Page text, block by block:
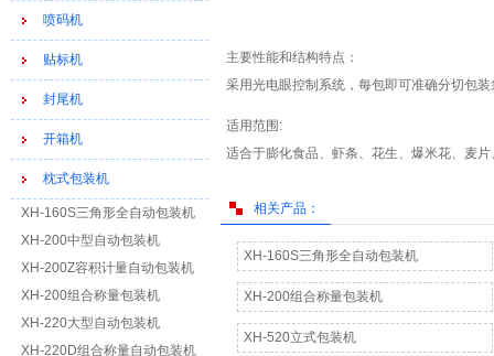
喷码机
贴标机
封尾机
开箱机
枕式包装机
XH-160S三角形全自动包装机
XH-200中型自动包装机
XH-200Z容积计量自动包装机
XH-200组合称量包装机
XH-220大型自动包装机
XH-220D组合称量自动包装机
主要性能和结构特点：
采用光电眼控制系统，每包即可准确分切包
适用范围:
适合于膨化食品、虾条、花生、爆米花、麦
相关产品：
XH-160S三角形全自动包装机
XH-200组合称量包装机
XH-520立式包装机